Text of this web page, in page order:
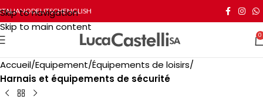
Skip to navigation
Skip to main content
ITALIANODEUTSCHENGLISH
0
Accueil Equipement Équipements de loisirs
Harnais et équipements de sécurité